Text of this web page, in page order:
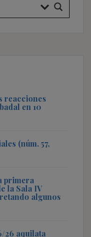
reacciones
en 10
(núm. 57,
primera
la Sala IV
algunos
26 aquilata